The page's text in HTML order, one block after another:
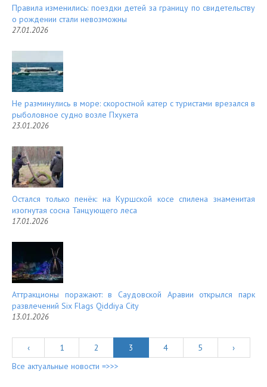
Правила изменились: поездки детей за границу по свидетельству
о рождении стали невозможны
27.01.2026
Не разминулись в море: скоростной катер с туристами врезался в
рыболовное судно возле Пхукета
23.01.2026
Остался только пенёк: на Куршской косе спилена знаменитая
изогнутая сосна Танцующего леса
17.01.2026
Аттракционы поражают: в Саудовской Аравии открылся парк
развлечений Six Flags Qiddiya City
13.01.2026
‹ 1 2 3 4 5
›
Все актуальные новости =>>>